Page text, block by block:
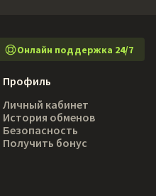
Онлайн поддержка 24/7
Профиль
Личный кабинет
История обменов
Безопасность
Получить бонус